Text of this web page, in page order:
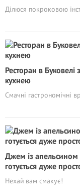
Ділюся покроковою
Ресторан в
кухнею
Cмачні гастрономічні
Джем із апельсином
готується дуже
Нехай вам смакує!